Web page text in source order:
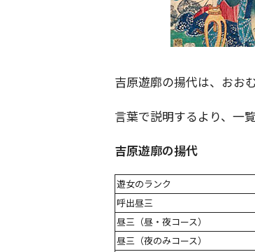
吉原遊廓の揚代は、おお
言葉で説明するより、一
吉原遊廓の揚代
遊女のランク
呼出昼三
昼三（昼・夜コース）
昼三（夜のみコース）